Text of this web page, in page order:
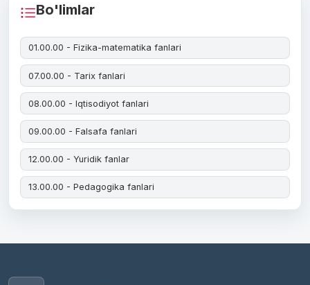
Bo'limlar
01.00.00 - Fizika-matematika fanlari
07.00.00 - Tarix fanlari
08.00.00 - Iqtisodiyot fanlari
09.00.00 - Falsafa fanlari
12.00.00 - Yuridik fanlar
13.00.00 - Pedagogika fanlari